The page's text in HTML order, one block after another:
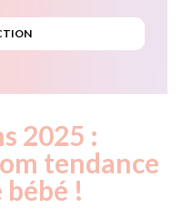
2025 :
tendance
!